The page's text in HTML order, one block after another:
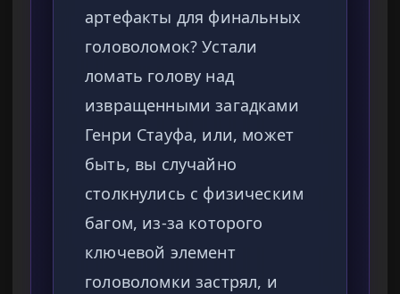
артефакты для финальных
головоломок? Устали
ломать голову над
извращенными загадками
Генри Стауфа, или, может
быть, вы случайно
столкнулись с физическим
багом, из-за которого
ключевой элемент
головоломки застрял, и